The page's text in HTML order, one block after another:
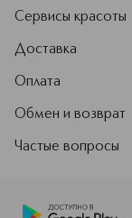
Сервисы красоты
Доставка
Оплата
Обмен и возврат
Частые вопросы